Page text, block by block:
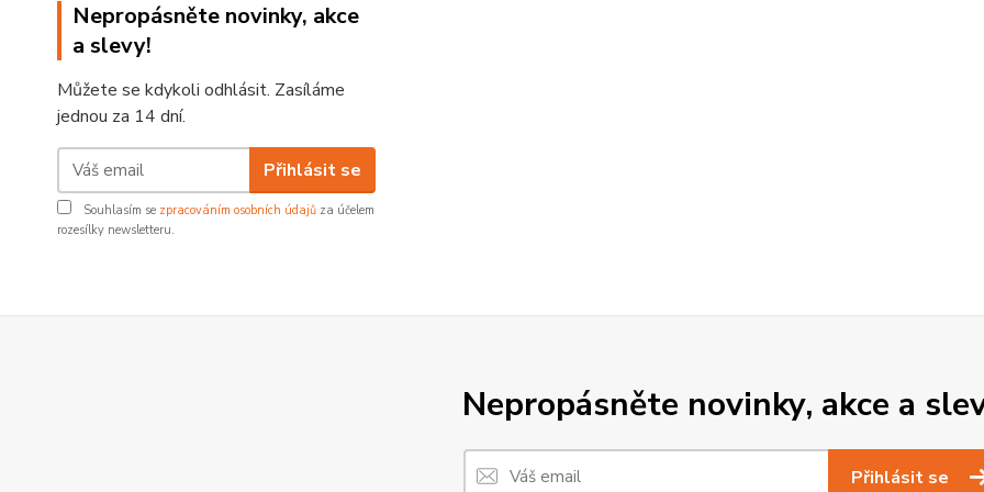
Nepropásněte novinky, akce
a slevy!
Můžete se kdykoli odhlásit. Zasíláme
jednou za 14 dní.
Přihlásit se
Souhlasím se zpracováním osobních údajů za účelem
rozesílky newsletteru.
Nepropásněte novinky, akce a
Přihlásit se